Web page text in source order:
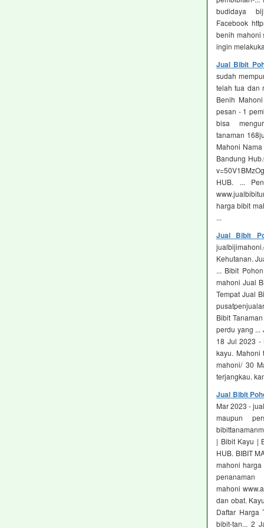
budidaya
Facebook
benih mahoni
ingin
Jual Bibit
sudah
telah tua dan
Benih
pesan - ‎1
bisa
tanaman
Mahoni
Bandung
HUB. ...
harga bibit
...
Jual Bibit
Kehutanan.
... Bibit
mahoni Jual
Tempat Jual
Bibit
perdu yang ...
18 Jul 2023 -
kayu. Mahoni
mahoni/ 30
terjangkau.
Jual Bibit
Mar 2023 -
maupun
| Bibit Kayu |
HUB. BIBIT
mahoni
mahoni
dan obat.
Daftar Harga
bibit-tan... 2